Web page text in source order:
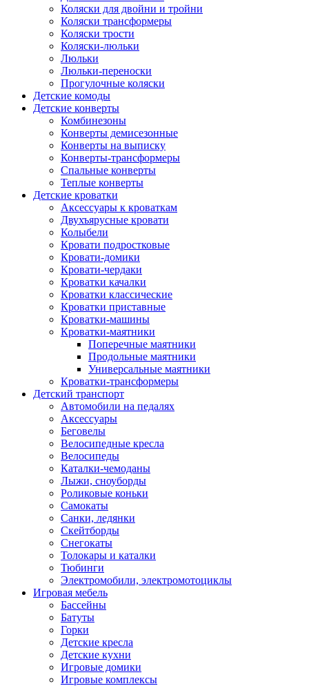
Коляски для двойни и тройни
Коляски трансформеры
Коляски трости
Коляски-люльки
Люльки
Люльки-переноски
Прогулочные коляски
Детские комоды
Детские конверты
Комбинезоны
Конверты демисезонные
Конверты на выписку
Конверты-трансформеры
Спальные конверты
Теплые конверты
Детские кроватки
Аксессуары к кроваткам
Двухъярусные кровати
Колыбели
Кровати подростковые
Кровати-домики
Кровати-чердаки
Кроватки качалки
Кроватки классические
Кроватки приставные
Кроватки-машины
Кроватки-маятники
Поперечные маятники
Продольные маятники
Универсальные маятники
Кроватки-трансформеры
Детский транспорт
Автомобили на педалях
Аксессуары
Беговелы
Велосипедные кресла
Велосипеды
Каталки-чемоданы
Лыжи, сноуборды
Роликовые коньки
Самокаты
Санки, ледянки
Скейтборды
Снегокаты
Толокары и каталки
Тюбинги
Электромобили, электромотоциклы
Игровая мебель
Бассейны
Батуты
Горки
Детские кресла
Детские кухни
Игровые домики
Игровые комплексы